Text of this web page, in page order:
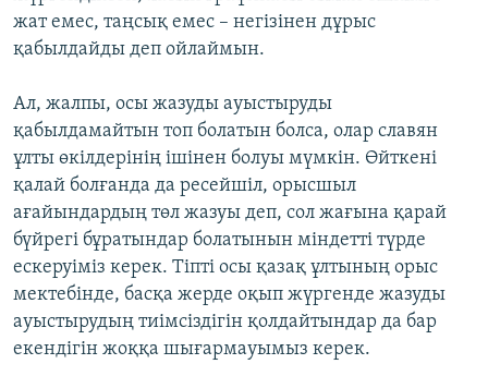
жат емес, таңсық емес – негізінен дұрыс
қабылдайды деп ойлаймын.
Ал, жалпы, осы жазуды ауыстыруды
қабылдамайтын топ болатын болса, олар славян
ұлты өкілдерінің ішінен болуы мүмкін. Өйткені
қалай болғанда да ресейшіл, орысшыл
ағайындардың төл жазуы деп, сол жағына қарай
бүйрегі бұратындар болатынын міндетті түрде
ескеруіміз керек. Тіпті осы қазақ ұлтының орыс
мектебінде, басқа жерде оқып жүргенде жазуды
ауыстырудың тиімсіздігін қолдайтындар да бар
екендігін жоққа шығармауымыз керек.